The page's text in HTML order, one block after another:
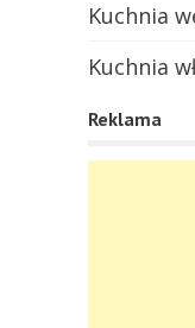
Kuchnia
Kuchnia
Reklama